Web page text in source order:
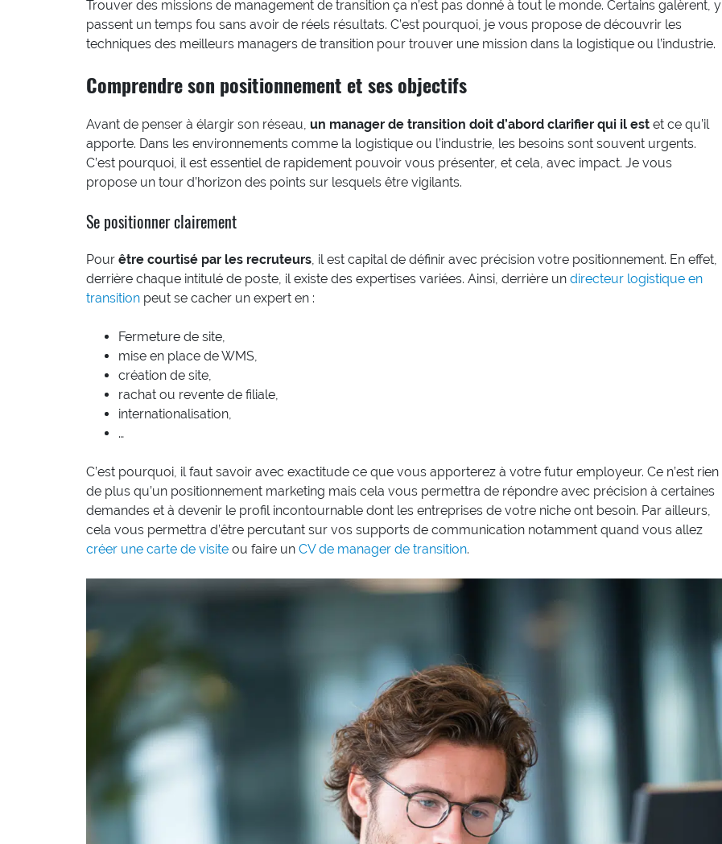
Trouver des missions de management de transition ça n’est pas donné à tout le monde. Certains galèrent, y
passent un temps fou sans avoir de réels résultats. C’est pourquoi, je vous propose de découvrir les
techniques des meilleurs managers de transition pour trouver une mission dans la logistique ou l’industrie.
Comprendre son positionnement et ses objectifs
Avant de penser à élargir son réseau, un manager de transition doit d’abord clarifier qui il est et ce qu’il
apporte. Dans les environnements comme la logistique ou l’industrie, les besoins sont souvent urgents.
C’est pourquoi, il est essentiel de rapidement pouvoir vous présenter, et cela, avec impact. Je vous
propose un tour d’horizon des points sur lesquels être vigilants.
Se positionner clairement
Pour être courtisé par les recruteurs, il est capital de définir avec précision votre positionnement. En effet,
derrière chaque intitulé de poste, il existe des expertises variées. Ainsi, derrière un directeur logistique en
transition peut se cacher un expert en :
Fermeture de site,
mise en place de WMS,
création de site,
rachat ou revente de filiale,
internationalisation,
…
C’est pourquoi, il faut savoir avec exactitude ce que vous apporterez à votre futur employeur. Ce n’est rien
de plus qu’un positionnement marketing mais cela vous permettra de répondre avec précision à certaines
demandes et à devenir le profil incontournable dont les entreprises de votre niche ont besoin. Par ailleurs,
cela vous permettra d’être percutant sur vos supports de communication notamment quand vous allez
créer une carte de visite ou faire un CV de manager de transition.